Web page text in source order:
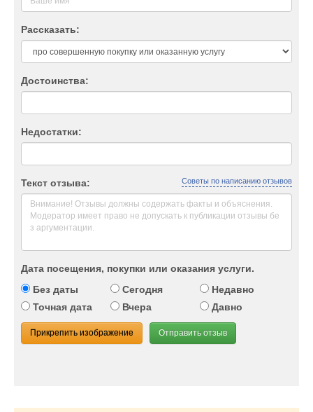
Рассказать:
Достоинства:
Недостатки:
Текст отзыва: Советы по написанию отзывов
Дата посещения, покупки или оказания услуги.
Без даты
Сегодня
Недавно
Точная дата
Вчера Давно
Прикрепить изображение Отправить отзыв